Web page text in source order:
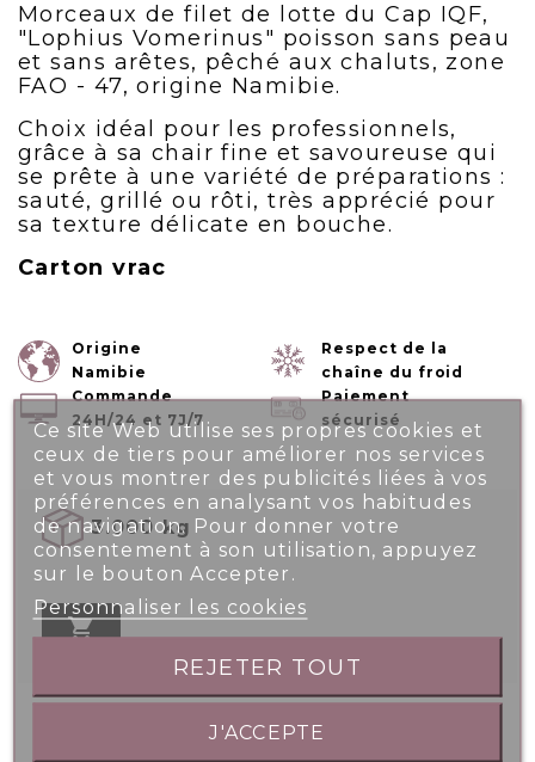
Morceaux de filet de lotte du Cap IQF,
"Lophius Vomerinus" poisson sans peau
et sans arêtes, pêché aux chaluts, zone
FAO - 47, origine Namibie.
Choix idéal pour les professionnels,
grâce à sa chair fine et savoureuse qui
se prête à une variété de préparations :
sauté, grillé ou rôti, très apprécié pour
sa texture délicate en bouche.
Carton vrac
Origine
Namibie
Respect de la
chaîne du froid
Commande
24H/24 et 7J/7
Paiement
sécurisé
3.000 kg

Ce site Web utilise ses propres cookies et
ceux de tiers pour améliorer nos services
et vous montrer des publicités liées à vos
préférences en analysant vos habitudes
de navigation. Pour donner votre
consentement à son utilisation, appuyez
sur le bouton Accepter.
Personnaliser les cookies
REJETER TOUT
J'ACCEPTE